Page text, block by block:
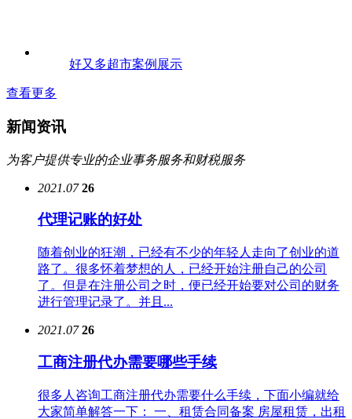
好又多超市案例展示
查看更多
新闻资讯
为客户提供专业的企业事务服务和财税服务
2021.07 26
代理记账的好处
随着创业的狂潮，已经有不少的年轻人走向了创业的道
路了。很多怀着梦想的人，已经开始注册自己的公司
了。但是在注册公司之时，便已经开始要对公司的财务
进行管理记录了。并且...
2021.07 26
工商注册代办需要哪些手续
很多人咨询工商注册代办需要什么手续，下面小编就给
大家简单解答一下： 一、租赁合同备案 房屋租赁，出租